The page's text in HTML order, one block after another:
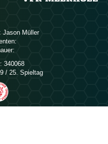
 
340068
/ 25. Spieltag